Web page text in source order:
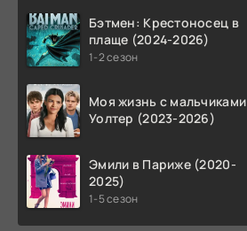
Бэтмен: Крестоносец в
плаще (2024-2026)
1-2 сезон
Моя жизнь с мальчиками
Уолтер (2023-2026)
Эмили в Париже (2020-
2025)
1-5 сезон